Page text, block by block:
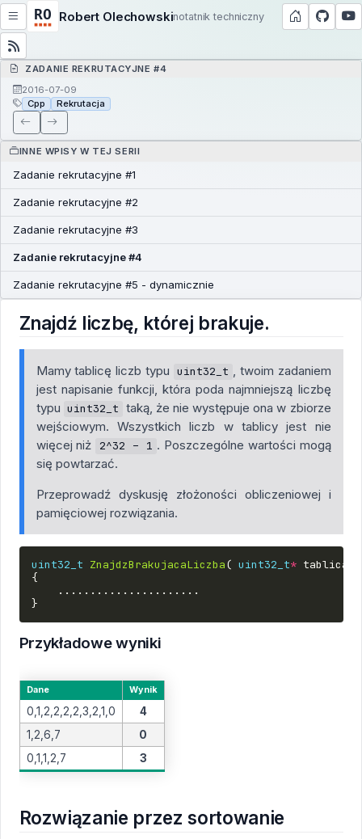
Robert Olechowskinotatnik techniczny
ZADANIE REKRUTACYJNE #4
2016-07-09
Cpp
Rekrutacja
INNE WPISY W TEJ SERII
Zadanie rekrutacyjne #1
Zadanie rekrutacyjne #2
Zadanie rekrutacyjne #3
Zadanie rekrutacyjne #4
Zadanie rekrutacyjne #5 - dynamicznie
Znajdź liczbę, której brakuje.
Mamy tablicę liczb typu uint32_t , twoim zadaniem
jest napisanie funkcji, która poda najmniejszą liczbę
typu uint32_t taką, że nie występuje ona w zbiorze
wejściowym. Wszystkich liczb w tablicy jest nie
więcej niż
2^32 – 1 . Poszczególne wartości mogą
się powtarzać.
Przeprowadź dyskusję złożoności obliczeniowej i
pamięciowej rozwiązania.
uint32_t ZnajdzBrakujacaLiczba( uint32_t* tablica
{
......................
}
Przykładowe wyniki
Dane Wynik
0,1,2,2,2,2,3,2,1,0
4
1,2,6,7
0
0,1,1,2,7
3
Rozwiązanie przez sortowanie